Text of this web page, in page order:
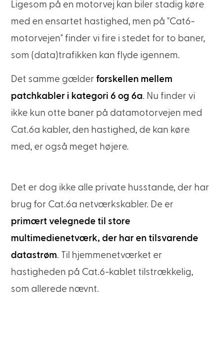
Ligesom på en motorvej kan biler stadig køre
med en ensartet hastighed, men på "Cat6-
motorvejen" finder vi fire i stedet for to baner,
som (data)trafikken kan flyde igennem.
Det samme gælderforskellen mellem
patchkabler i kategori 6 og 6a. Nu finder vi
ikke kun otte baner på datamotorvejen med
Cat.6a kabler, den hastighed, de kan køre
med, er også meget højere.
Det er dog ikke alle private husstande, der har
brug for Cat.6a netværkskabler. De er
primært velegnede til store
multimedienetværk, der har en tilsvarende
datastrøm. Til hjemmenetværket er
hastigheden på Cat.6-kablet tilstrækkelig,
som allerede nævnt.